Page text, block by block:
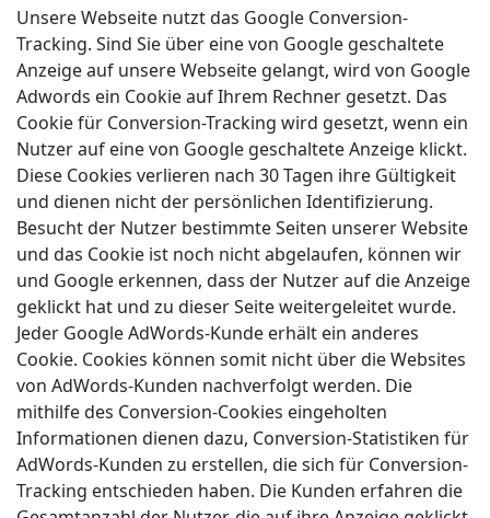
Unsere Webseite nutzt das Google Conversion-
Tracking. Sind Sie über eine von Google geschaltete
Anzeige auf unsere Webseite gelangt, wird von Google
Adwords ein Cookie auf Ihrem Rechner gesetzt. Das
Cookie für Conversion-Tracking wird gesetzt, wenn ein
Nutzer auf eine von Google geschaltete Anzeige klickt.
Diese Cookies verlieren nach 30 Tagen ihre Gültigkeit
und dienen nicht der persönlichen Identifizierung.
Besucht der Nutzer bestimmte Seiten unserer Website
und das Cookie ist noch nicht abgelaufen, können wir
und Google erkennen, dass der Nutzer auf die Anzeige
geklickt hat und zu dieser Seite weitergeleitet wurde.
Jeder Google AdWords-Kunde erhält ein anderes
Cookie. Cookies können somit nicht über die Websites
von AdWords-Kunden nachverfolgt werden. Die
mithilfe des Conversion-Cookies eingeholten
Informationen dienen dazu, Conversion-Statistiken für
AdWords-Kunden zu erstellen, die sich für Conversion-
Tracking entschieden haben. Die Kunden erfahren die